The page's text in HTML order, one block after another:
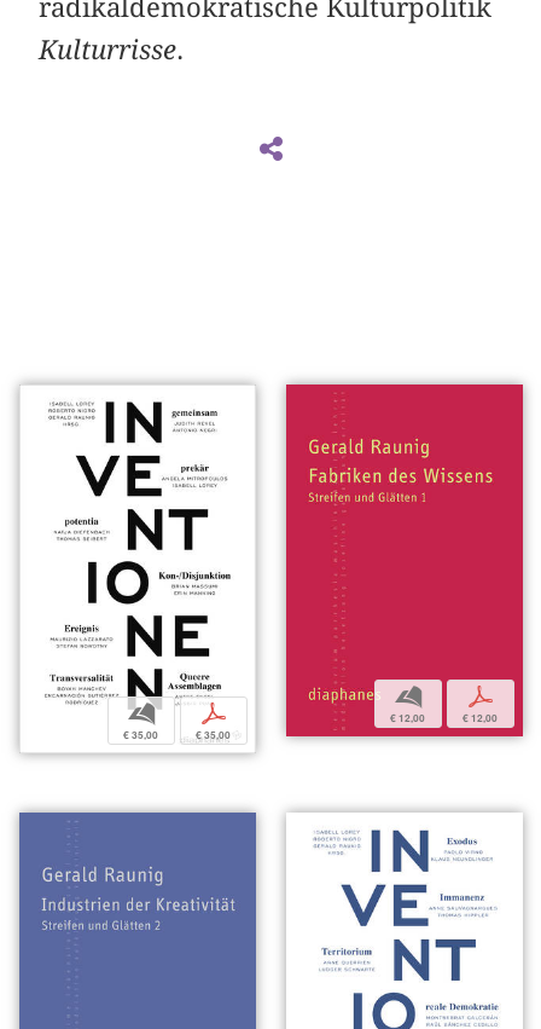
radikaldemokratische Kulturpolitik
Kulturrisse.
b
€ 35,00
p
€ 35,00
b
€ 12,00
p
€ 12,00